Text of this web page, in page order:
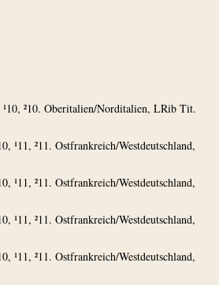
¹10, ²10. Oberitalien/Norditalien, LRib Tit.
¹11, ²11. Ostfrankreich/Westdeutschland,
¹11, ²11. Ostfrankreich/Westdeutschland,
¹11, ²11. Ostfrankreich/Westdeutschland,
¹11, ²11. Ostfrankreich/Westdeutschland,